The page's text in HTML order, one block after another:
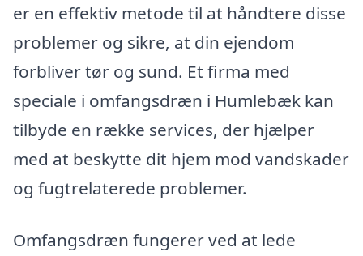
er en effektiv metode til at håndtere disse
problemer og sikre, at din ejendom
forbliver tør og sund. Et firma med
speciale i omfangsdræn i Humlebæk kan
tilbyde en række services, der hjælper
med at beskytte dit hjem mod vandskader
og fugtrelaterede problemer.
Omfangsdræn fungerer ved at lede